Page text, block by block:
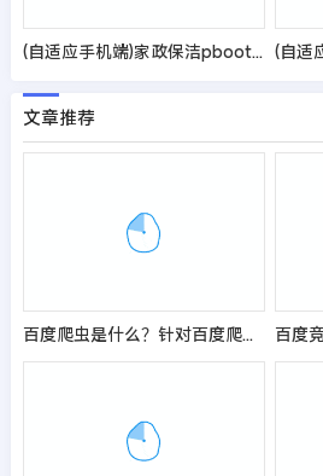
(自适应手机端)家政保洁pbootcms网站模板 家政公司网站源码
文章推荐
百度爬虫是什么？针对百度爬虫有哪些优化策略？